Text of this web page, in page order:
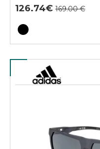
126.74